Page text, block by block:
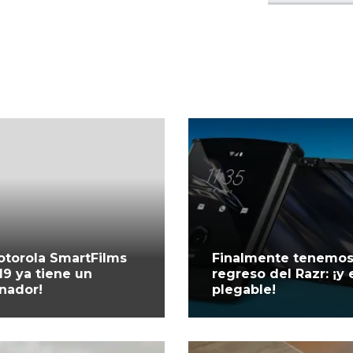
SmartFilms
ya tiene un
Finalmente
regreso del Razr: ¡y
plegable!